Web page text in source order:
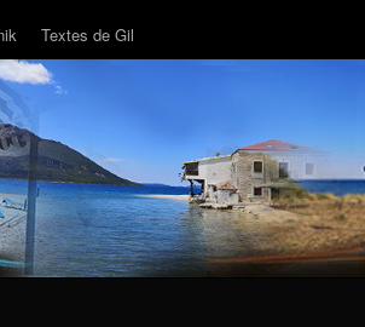
Textes de Gil